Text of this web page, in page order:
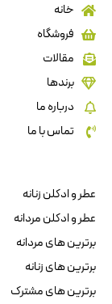
خانه
فروشگاه
مقالات
برندها
درباره ما
تماس با ما
عطر و ادکلن زنانه
عطر و ادکلن مردانه
برترین های مردانه
برترین های زنانه
برترین های مشترک